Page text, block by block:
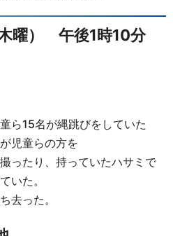
曜） 午後1時10分
ら15名が縄跳びをしていた
児童らの方を
ったり、持っていたハサミで
いた。
去った。